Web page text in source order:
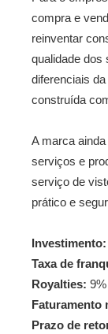
compra e
reinventar
qualidade dos
diferenciais
construída
A marca
serviços e
serviço de
prático e
Investimento:
Taxa de
Royalties:
Faturamento
Prazo de